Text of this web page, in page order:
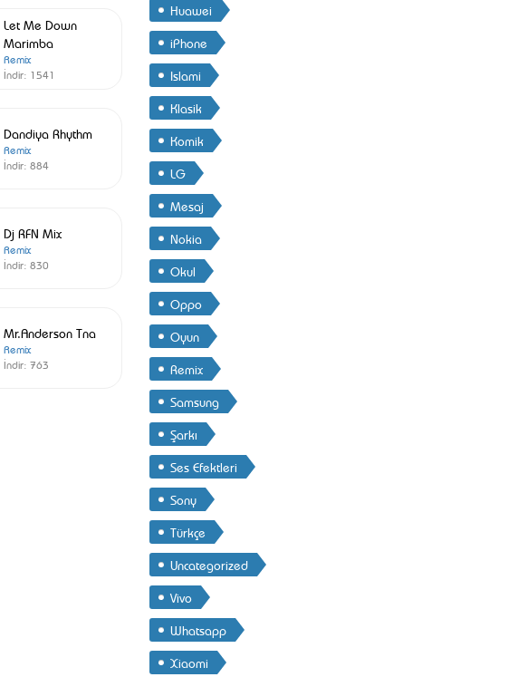
Let Me Down
Marimba
Remix
İndir: 1541
Dandiya Rhythm
Remix
İndir: 884
Dj RFN Mix
Remix
İndir: 830
Mr.Anderson Tna
Remix
İndir: 763
Huawei
iPhone
Islami
Klasik
Komik
LG
Mesaj
Nokia
Okul
Oppo
Oyun
Remix
Samsung
Şarkı
Ses Efektleri
Sony
Türkçe
Uncategorized
Vivo
Whatsapp
Xiaomi